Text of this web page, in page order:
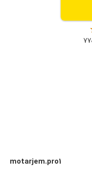
motarjem.pro1